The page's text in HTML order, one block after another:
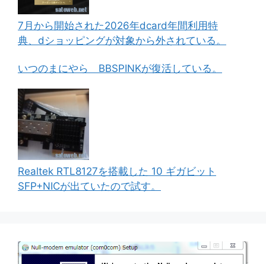
7月から開始された2026年dcard年間利用特
典、dショッピングが対象から外されている。
いつのまにやら BBSPINKが復活している。
Realtek RTL8127を搭載した 10 ギガビット
SFP+NICが出ていたので試す。